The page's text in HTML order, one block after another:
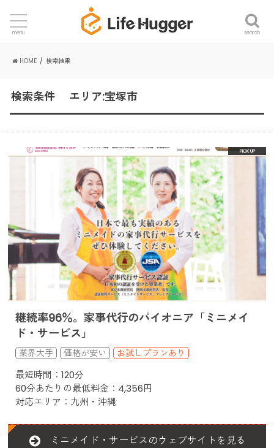
search
menu
HOME 検索結果
検索条件 エリア:宝塚市
継続率96％。家事代行のパイオニア「ミニメイ
ド・サービス」
お試しプランあり
最短時間：120分
60分あたりの最低料金：4,356円
対応エリア：九州・沖縄
ミニメイド・サービスのウェブサイトを見る